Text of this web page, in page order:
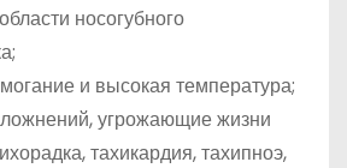
носогубного
и высокая температура;
угрожающие жизни
тахикардия, тахипноэ,